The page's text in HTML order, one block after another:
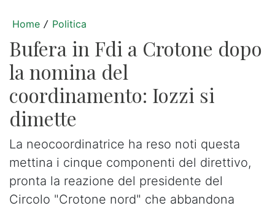
Home / Politica
Bufera in Fdi a Crotone dopo
la nomina del
coordinamento: Iozzi si
dimette
La neocoordinatrice ha reso noti questa
mettina i cinque componenti del direttivo,
pronta la reazione del presidente del
Circolo "Crotone nord" che abbandona